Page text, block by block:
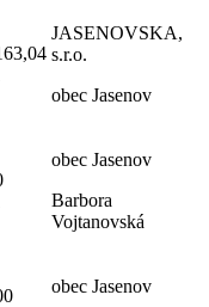
JASENOVSKA,
s.r.o.
obec Jasenov
obec Jasenov
Barbora
Vojtanovská
obec Jasenov